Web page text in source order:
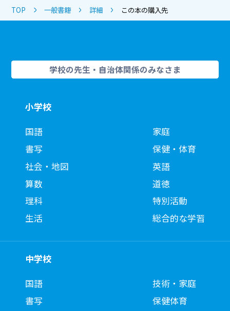
TOP 一般書籍 詳細 この本の購入先
学校の先生・自治体関係のみなさま
小学校
国語
書写
社会・地図
算数
理科
生活
家庭
保健・体育
英語
道徳
特別活動
総合的な学習
中学校
国語
書写
技術・家庭
保健体育